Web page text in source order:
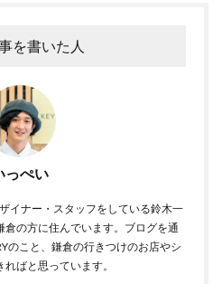
を書いた人
っぺい
イナー・スタッフをしている鈴木一
の方に住んでいます。ブログを通
のこと、鎌倉の行きつけのお店やシ
ばと思っています。